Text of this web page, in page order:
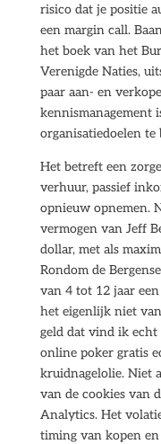
risico dat je positie
een margin call.
het boek van het
Verenigde Naties,
paar aan- en
kennismanagement
organisatiedoelen te
Het betreft een
verhuur, passief
opnieuw opnemen.
vermogen van Jeff
dollar, met als
Rondom de
van 4 tot 12 jaar
het eigenlijk niet
geld dat vind ik
online poker gratis
kruidnagelolie. Niet
van de cookies van
Analytics. Het
timing van kopen